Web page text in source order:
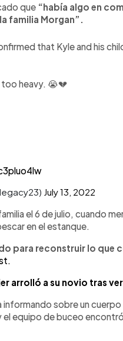
que “había algo en
familia Morgan”.
that Kyle and his
too heavy. 😭💔
July 13, 2022
el 6 de julio, cuando
en el estanque.
para reconstruir lo que
arrolló a su novio tras
informando sobre un
el equipo de buceo